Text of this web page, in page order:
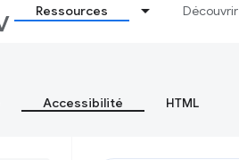
Ressources Découvrir
Accessibilité HTML